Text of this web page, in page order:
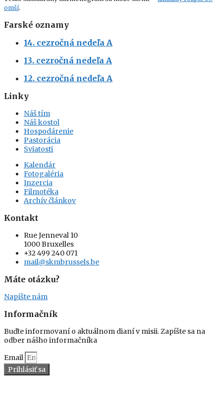
omší.
Farské oznamy
14. cezročná nedeľa A
13. cezročná nedeľa A
12. cezročná nedeľa A
Linky
Náš tím
Náš kostol
Hospodárenie
Pastorácia
Sviatosti
Kalendár
Fotogaléria
Inzercia
Filmotéka
Archív článkov
Kontakt
Rue Jenneval 10
1000 Bruxelles
+32 499 240 071
mail@skmbrussels.be
Máte otázku?
Napíšte nám
Informačník
Buďte informovaní o aktuálnom dianí v misii. Zapíšte sa na
odber nášho informačníka
Email
Prihlásiť sa